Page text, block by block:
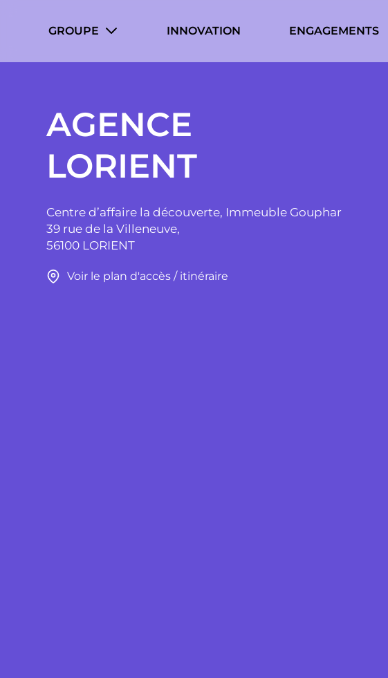
GROUPE INNOVATION ENGAGEMENTS
AGENCE
LORIENT
Centre d’affaire la découverte, Immeuble Gouphar
39 rue de la Villeneuve,
56100 LORIENT
Voir le plan d'accès / itinéraire